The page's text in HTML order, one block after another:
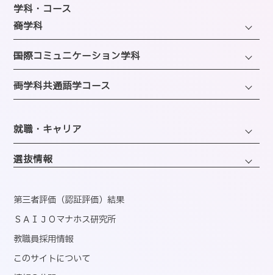
SAIJOの特徴
選ばれる理由
教員紹介
アクセス
年間スケジュール
施設のご紹介
図書館
クラブ＆サークルのご案内
海外留学制度
学科・コース
─商学科
ファッション・トレンドコース
ビューティーホスピタリティコース
経営・マーケティングコース
情報・AIライフコース
医療事務コンピュータコース
─国際コミュニケーション学科
観光・エンターテインメントコース
企画・地域ブランディングコース
ホテル・ホスピタリティコース
エアライン・ホスピタリティコース
ブライダル・コーディネートコース
─両学科共通語学コース
韓国語コミュニケーションコース
就職・キャリア
キャリアサポートセンター
資格取得
国内インターンシップ・課外研修
産官学連携
内定者速報
選抜情報
第三者評価（認証評価）結果
ＳＡＩＪＯマナホス研究所
教職員採用情報
このサイトについて